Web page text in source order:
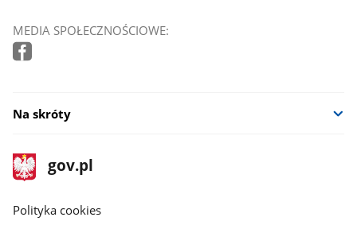
MEDIA SPOŁECZNOŚCIOWE:
Na skróty
stopka
gov.pl
Strona
gov.pl
gov.pl
Polityka cookies